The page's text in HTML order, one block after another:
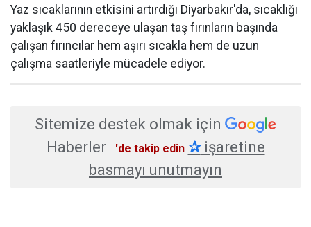
Yaz sıcaklarının etkisini artırdığı Diyarbakır'da, sıcaklığı
yaklaşık 450 dereceye ulaşan taş fırınların başında
çalışan fırıncılar hem aşırı sıcakla hem de uzun
çalışma saatleriyle mücadele ediyor.
Sitemize destek olmak için
Haberler
'de takip edin ✰işaretine
basmayı unutmayın